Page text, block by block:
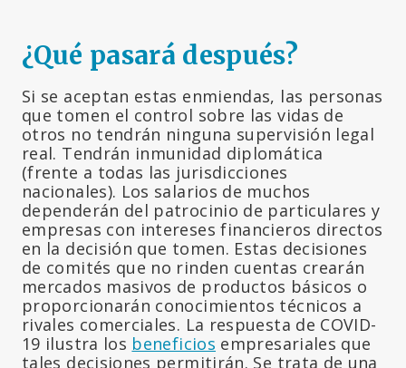
¿Qué pasará después?
Si se aceptan estas enmiendas, las personas
que tomen el control sobre las vidas de
otros no tendrán ninguna supervisión legal
real. Tendrán inmunidad diplomática
(frente a todas las jurisdicciones
nacionales). Los salarios de muchos
dependerán del patrocinio de particulares y
empresas con intereses financieros directos
en la decisión que tomen. Estas decisiones
de comités que no rinden cuentas crearán
mercados masivos de productos básicos o
proporcionarán conocimientos técnicos a
rivales comerciales. La respuesta de COVID-
19 ilustra los beneficios empresariales que
tales decisiones permitirán. Se trata de una